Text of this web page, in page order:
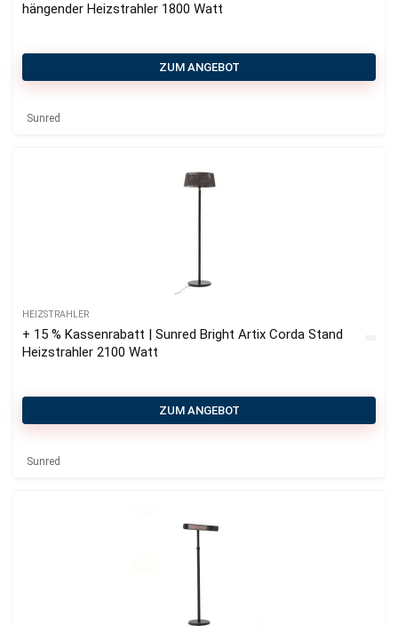
hängender Heizstrahler 1800 Watt
ZUM ANGEBOT
Sunred
HEIZSTRAHLER
+ 15 % Kassenrabatt | Sunred Bright Artix Corda Stand
Heizstrahler 2100 Watt
ZUM ANGEBOT
Sunred